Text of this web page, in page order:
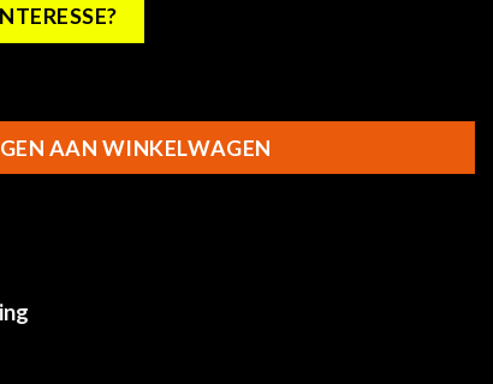
- Black aantal
AAN WINKELWAGEN